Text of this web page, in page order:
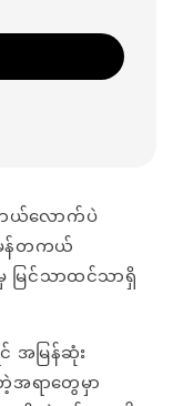
ယ်လောက်ပဲ
မှန်တကယ်
ြင်သာထင်သာရှိ
အမြန်ဆုံး
အရာတွေမှာ